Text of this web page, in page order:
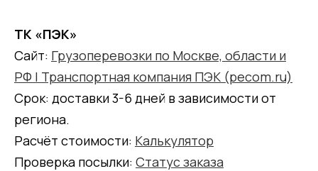
ТК «ПЭК»
Сайт: Грузоперевозки по Москве, области и
РФ | Транспортная компания ПЭК (pecom.ru)
Срок: доставки 3-6 дней в зависимости от
региона.
Расчёт стоимости: Калькулятор
Проверка посылки: Статус заказа